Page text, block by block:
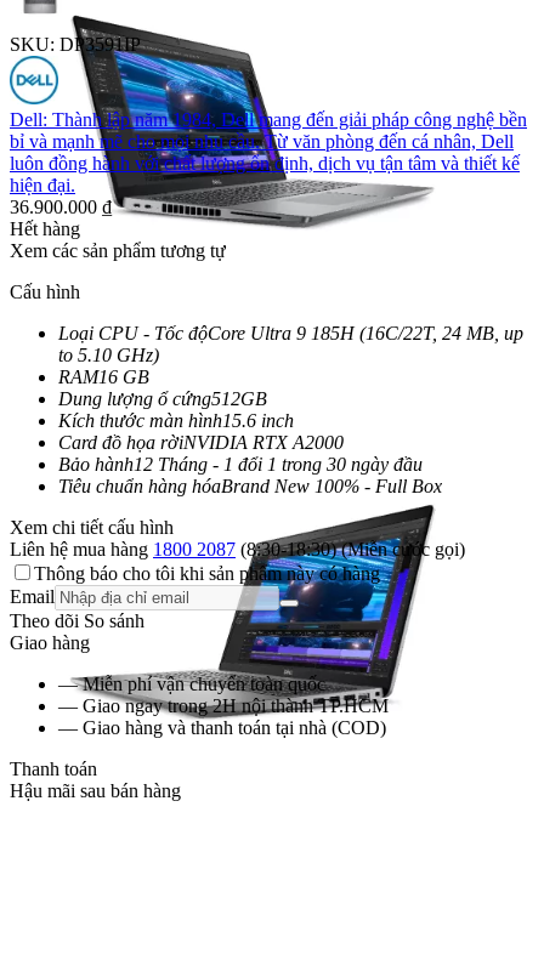
SKU: DP3591IP
Dell: Thành lập năm 1984, Dell mang đến giải pháp công nghệ bền
bỉ và mạnh mẽ cho mọi nhu cầu. Từ văn phòng đến cá nhân, Dell
luôn đồng hành với chất lượng ổn định, dịch vụ tận tâm và thiết kế
hiện đại.
36.900.000 ₫
Hết hàng
Xem các sản phẩm tương tự
Cấu hình
Loại CPU - Tốc độCore Ultra 9 185H (16C/22T, 24 MB, up
to 5.10 GHz)
RAM16 GB
Dung lượng ổ cứng512GB
Kích thước màn hình15.6 inch
Card đồ họa rờiNVIDIA RTX A2000
Bảo hành12 Tháng - 1 đổi 1 trong 30 ngày đầu
Tiêu chuẩn hàng hóaBrand New 100% - Full Box
Xem chi tiết cấu hình
Liên hệ mua hàng 1800 2087 (8:30-18:30) (Miễn cước gọi)
Thông báo cho tôi khi sản phẩm này có hàng
Email
Theo dõi So sánh
Giao hàng
— Miễn phí vận chuyển toàn quốc
— Giao ngay trong 2H nội thành TP.HCM
— Giao hàng và thanh toán tại nhà (COD)
Thanh toán
Hậu mãi sau bán hàng